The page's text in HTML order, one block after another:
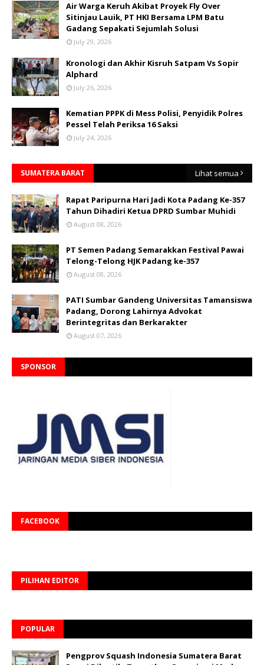
Air Warga Keruh Akibat Proyek Fly Over
Sitinjau Lauik, PT HKI Bersama LPM Batu
Gadang Sepakati Sejumlah Solusi
July 29, 2026
Kronologi dan Akhir Kisruh Satpam Vs Sopir
Alphard
July 26, 2026
Kematian PPPK di Mess Polisi, Penyidik Polres
Pessel Telah Periksa 16 Saksi
July 24, 2026
SUMATERA BARAT Lihat semua
Rapat Paripurna Hari Jadi Kota Padang Ke-357
Tahun Dihadiri Ketua DPRD Sumbar Muhidi
August 08, 2026
PT Semen Padang Semarakkan Festival Pawai
Telong-Telong HJK Padang ke-357
August 08, 2026
PATI Sumbar Gandeng Universitas Tamansiswa
Padang, Dorong Lahirnya Advokat
Berintegritas dan Berkarakter
August 07, 2026
SPONSOR
FACEBOOK
PILIHAN EDITOR
POPULAR
Pengprov Squash Indonesia Sumatera Barat